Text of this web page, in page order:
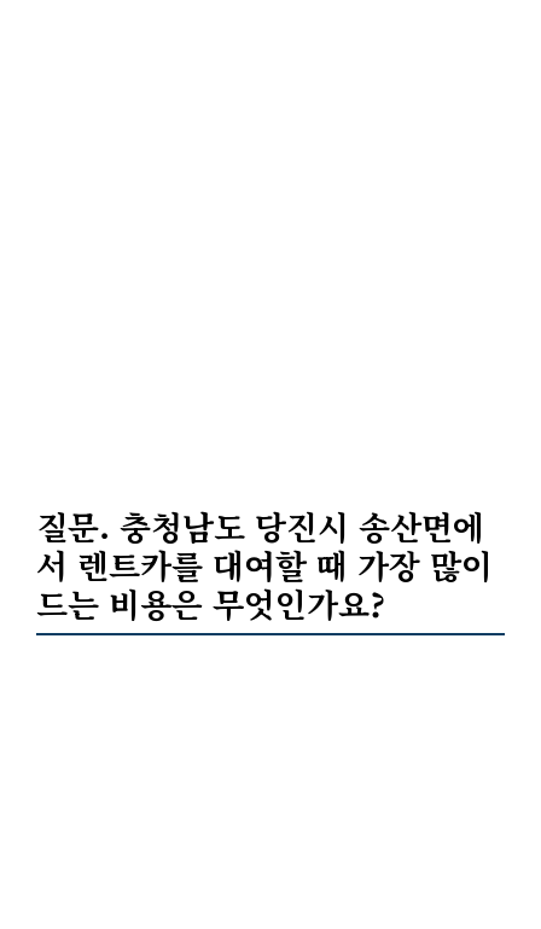
질문. 충청남도 당진시 송산면에
서 렌트카를 대여할 때 가장 많이
드는 비용은 무엇인가요?